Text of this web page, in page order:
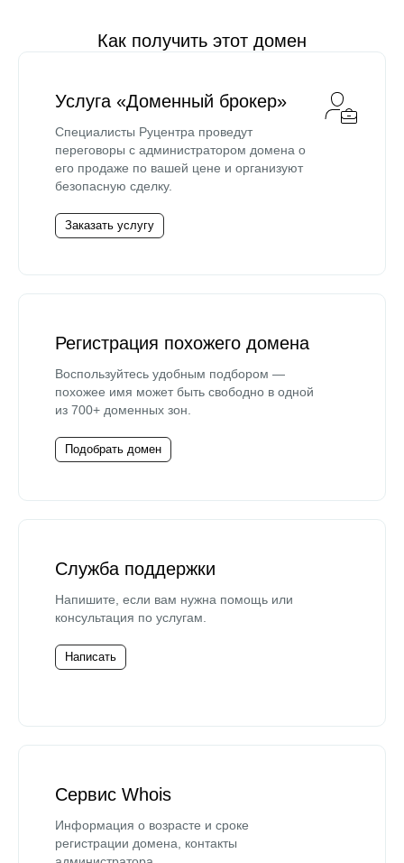
Как получить этот домен
Услуга «Доменный брокер»
Специалисты Руцентра проведут
переговоры с администратором домена о
его продаже по вашей цене и организуют
безопасную сделку.
Заказать услугу
Регистрация похожего домена
Воспользуйтесь удобным подбором —
похожее имя может быть свободно в одной
из 700+ доменных зон.
Подобрать домен
Служба поддержки
Напишите, если вам нужна помощь или
консультация по услугам.
Написать
Сервис Whois
Информация о возрасте и сроке
регистрации домена, контакты